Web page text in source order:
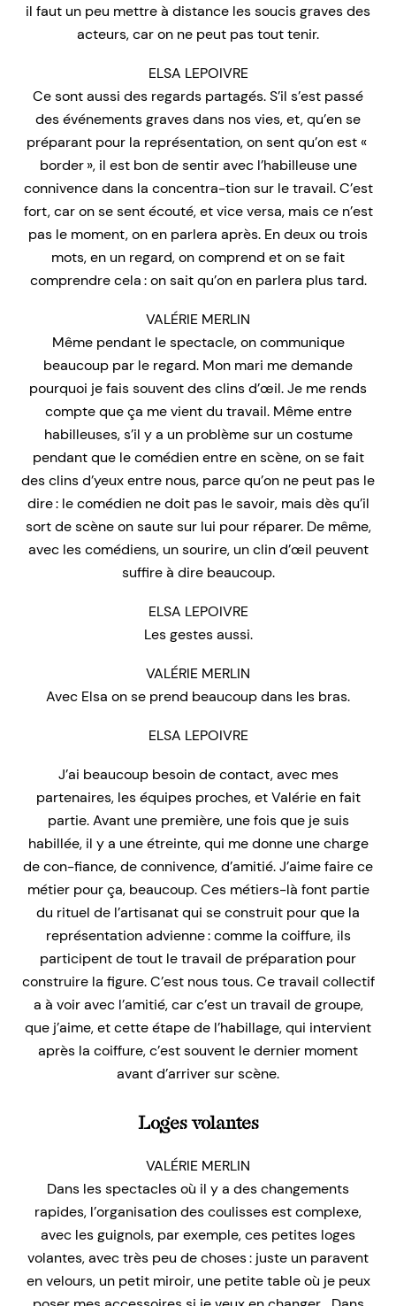
il faut un peu mettre à distance les soucis graves des
acteurs, car on ne peut pas tout tenir.
ELSA LEPOIVRE
Ce sont aussi des regards partagés. S’il s’est passé
des événements graves dans nos vies, et, qu’en se
préparant pour la représentation, on sent qu’on est «
border », il est bon de sentir avec l’habilleuse une
connivence dans la concentra-tion sur le travail. C’est
fort, car on se sent écouté, et vice versa, mais ce n’est
pas le moment, on en parlera après. En deux ou trois
mots, en un regard, on comprend et on se fait
comprendre cela : on sait qu’on en parlera plus tard.
VALÉRIE MERLIN
Même pendant le spectacle, on communique
beaucoup par le regard. Mon mari me demande
pourquoi je fais souvent des clins d’œil. Je me rends
compte que ça me vient du travail. Même entre
habilleuses, s’il y a un problème sur un costume
pendant que le comédien entre en scène, on se fait
des clins d’yeux entre nous, parce qu’on ne peut pas le
dire : le comédien ne doit pas le savoir, mais dès qu’il
sort de scène on saute sur lui pour réparer. De même,
avec les comédiens, un sourire, un clin d’œil peuvent
suffire à dire beaucoup.
ELSA LEPOIVRE
Les gestes aussi.
VALÉRIE MERLIN
Avec Elsa on se prend beaucoup dans les bras.
ELSA LEPOIVRE
J’ai beaucoup besoin de contact, avec mes
partenaires, les équipes proches, et Valérie en fait
partie. Avant une première, une fois que je suis
habillée, il y a une étreinte, qui me donne une charge
de con-fiance, de connivence, d’amitié. J’aime faire ce
métier pour ça, beaucoup. Ces métiers-là font partie
du rituel de l’artisanat qui se construit pour que la
représentation advienne : comme la coiffure, ils
participent de tout le travail de préparation pour
construire la figure. C’est nous tous. Ce travail collectif
a à voir avec l’amitié, car c’est un travail de groupe,
que j’aime, et cette étape de l’habillage, qui intervient
après la coiffure, c’est souvent le dernier moment
avant d’arriver sur scène.
Loges volantes
VALÉRIE MERLIN
Dans les spectacles où il y a des changements
rapides, l’organisation des coulisses est complexe,
avec les guignols, par exemple, ces petites loges
volantes, avec très peu de choses : juste un paravent
en velours, un petit miroir, une petite table où je peux